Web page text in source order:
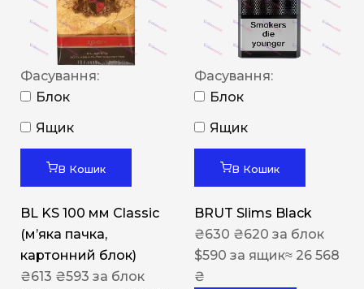
Фасування:
Блок
Ящик
В Кошик
BL KS 100 мм Classic
(м’яка пачка,
картонний блок)
₴613 ₴593 за блок
Фасування:
Блок
Ящик
В Кошик
BRUT Slims Black
₴630 ₴620 за блок
$590 за ящик≈ 26 568
₴